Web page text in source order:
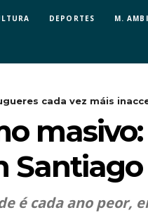
DEPORTES M.
cada vez máis
Santiago
é cada ano